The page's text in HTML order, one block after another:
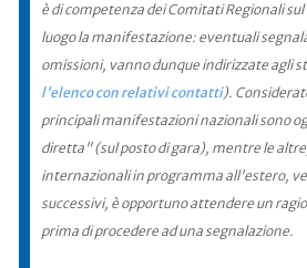
è di competenza dei Comitati Regionali
luogo la manifestazione: eventuali
omissioni, vanno dunque indirizzate agli
l'elenco con relativi contatti).
principali manifestazioni nazionali sono
diretta" (sul posto di gara), mentre le
internazionali in programma all'estero,
successivi, è opportuno attendere un
prima di procedere ad una segnalazione.